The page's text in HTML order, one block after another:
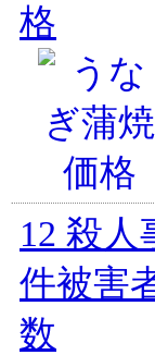
格
12 殺人
件被害
数